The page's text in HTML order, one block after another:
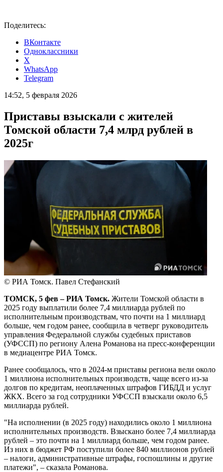
Поделитесь:
ВКонтакте
Одноклассники
X
WhatsApp
Telegram
14:52, 5 февраля 2026
Приставы взыскали с жителей
Томской области 7,4 млрд рублей в
2025г
© РИА Томск. Павел Стефанский
ТОМСК, 5 фев – РИА Томск. Жители Томской области в
2025 году выплатили более 7,4 миллиарда рублей по
исполнительным производствам, что почти на 1 миллиард
больше, чем годом ранее, сообщила в четверг руководитель
управления Федеральной службы судебных приставов
(УФССП) по региону Алена Романова на пресс-конференции
в медиацентре РИА Томск.
Ранее сообщалось, что в 2024-м приставы региона вели около
1 миллиона исполнительных производств, чаще всего из-за
долгов по кредитам, неоплаченных штрафов ГИБДД и услуг
ЖКХ. Всего за год сотрудники УФССП взыскали около 6,5
миллиарда рублей.
"На исполнении (в 2025 году) находились около 1 миллиона
исполнительных производств. Взыскано более 7,4 миллиарда
рублей – это почти на 1 миллиард больше, чем годом ранее.
Из них в бюджет РФ поступили более 840 миллионов рублей
– налоги, административные штрафы, госпошлины и другие
платежи", – сказала Романова.